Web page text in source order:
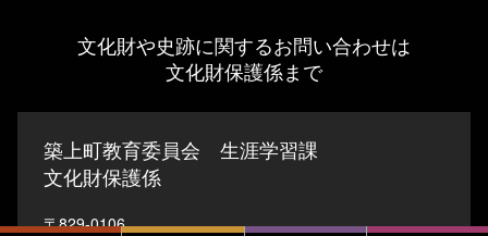
文化財や史跡に関するお問い合わせは
文化財保護係まで
築上町教育委員会 生涯学習課
文化財保護係
〒829-0106